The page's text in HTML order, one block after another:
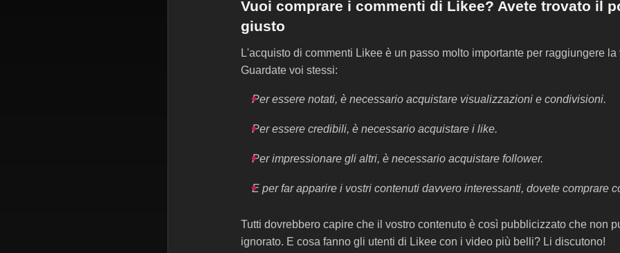
Vuoi comprare i commenti di Likee? Avete trovato il
giusto
L'acquisto di commenti Likee è un passo molto importante per raggiungere la
Guardate voi stessi:
Per essere notati, è necessario acquistare visualizzazioni e condivisioni.
Per essere credibili, è necessario acquistare i like.
Per impressionare gli altri, è necessario acquistare follower.
E per far apparire i vostri contenuti davvero interessanti, dovete comprare
Tutti dovrebbero capire che il vostro contenuto è così pubblicizzato che non
ignorato. E cosa fanno gli utenti di Likee con i video più belli? Li discutono!